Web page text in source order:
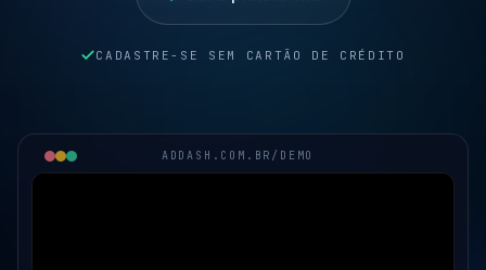
CADASTRE-SE SEM CARTÃO DE CRÉDITO
ADDASH.COM.BR/DEMO